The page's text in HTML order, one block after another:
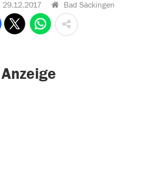
29.12.2017 Bad Säckingen
Anzeige